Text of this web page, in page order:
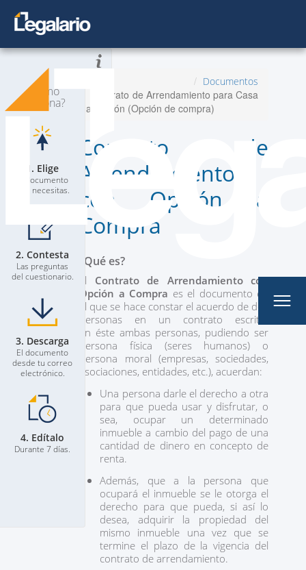
Todos los Documentos
Planes Nuevo
Contacta a un Abogado
¿Cómo
funciona?
1. Elige
El documento
que necesitas.
2. Contesta
Las preguntas
del cuestionario.
3. Descarga
El documento
desde tu correo
electrónico.
4. Edítalo
Durante 7 días.
Documentos
Contrato de Arrendamiento para Casa
Habitación (Opción de compra)
Contrato de
Arrendamiento
con Opción a
Compra
¿Qué es?
El Contrato de Arrendamiento con
Opción a Compra es el documento en
el que se hace constar el acuerdo de dos
personas en un contrato escrito.
En éste ambas personas, pudiendo ser
persona física (seres humanos) o
persona moral (empresas, sociedades,
asociaciones, entidades, etc.), acuerdan:
Una persona darle el derecho a otra
para que pueda usar y disfrutar, o
sea, ocupar un determinado
inmueble a cambio del pago de una
cantidad de dinero en concepto de
renta.
Además, que a la persona que
ocupará el inmueble se le otorga el
derecho para que pueda, si así lo
desea, adquirir la propiedad del
mismo inmueble una vez que se
termine el plazo de la vigencia del
contrato de arrendamiento.